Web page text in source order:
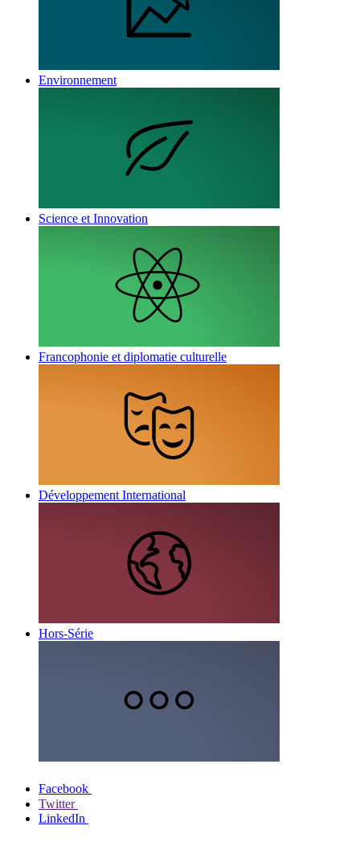
Environnement
Science et Innovation
Francophonie et diplomatie culturelle
Développement International
Hors-Série
Facebook
Twitter
LinkedIn